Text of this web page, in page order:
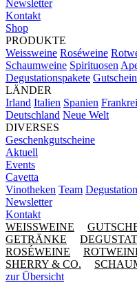
Newsletter
Kontakt
Shop
PRODUKTE
Weissweine Roséweine
Schaumweine Spirituosen
Degustationspakete
LÄNDER
Irland Italien Spanien
Deutschland Neue Welt
DIVERSES
Geschenkgutscheine
Aktuell
Events
Cavetta
Vinotheken Team
Newsletter
Kontakt
WEISSWEINE
GETRÄNKE
ROSÉWEINE
SHERRY & CO.
zur Übersicht